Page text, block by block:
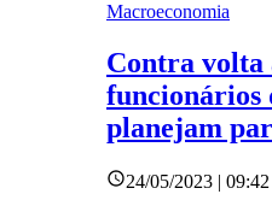
Macroeconomia
Contra volta
funcionários
planejam
24/05/2023 | 09:42